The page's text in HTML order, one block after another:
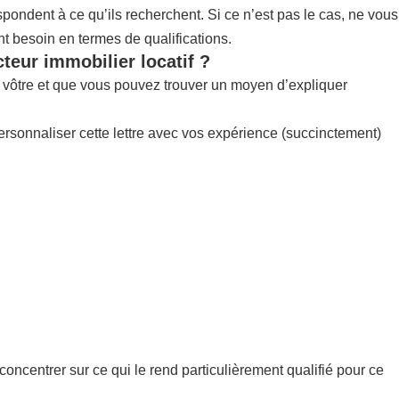
à ce qu’ils recherchent. Si ce n’est pas le cas, ne vous
besoin en termes de qualifications.
immobilier locatif ?
et que vous pouvez trouver un moyen d’expliquer
cette lettre avec vos expérience (succinctement)
sur ce qui le rend particulièrement qualifié pour ce